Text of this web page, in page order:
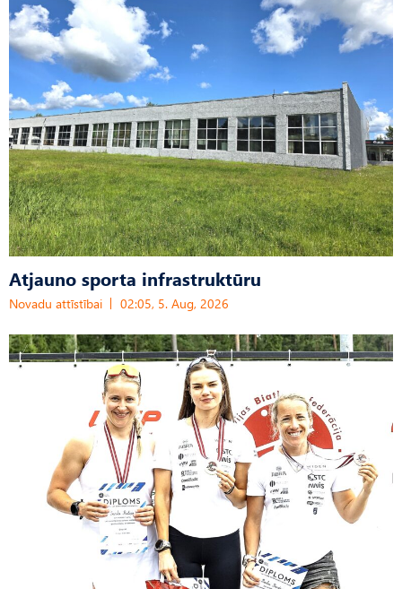
Atjauno sporta infrastruktūru
Novadu attīstībai 02:05, 5. Aug, 2026